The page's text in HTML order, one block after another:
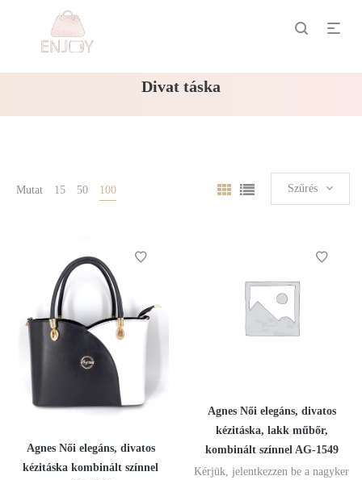
Divat táska
Mutat 15 50 100 Szűrés
Agnes Női elegáns, divatos
kézitáska kombinált színnel
Agnes Női elegáns, divatos
kézitáska, lakk műbőr,
kombinált színnel AG-1549
Kérjük, jelentkezzen be a nagyker